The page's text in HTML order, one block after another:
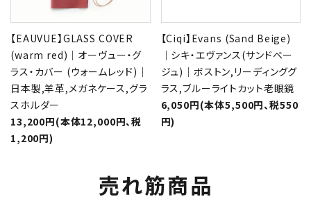
【EAUVUE】GLASS COVER
(warm red)｜オーヴュー・グ
ラス・カバー (ウォームレッド)｜
日本製,羊革,メガネケース,グラ
スホルダー
13,200円(本体12,000円、税
1,200円)
【Ciqi】Evans (Sand Beige)
｜シキ・エヴァンス(サンドベー
ジュ)｜ボストン,リーディンググ
ラス,ブルーライトカット老眼鏡
6,050円(本体5,500円、税550
円)
売れ筋商品